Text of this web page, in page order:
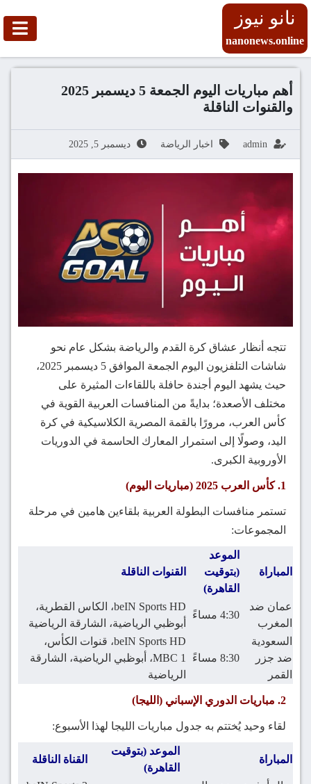
نانو نيوز
nanonews.online
أهم مباريات اليوم الجمعة 5 ديسمبر 2025
والقنوات الناقلة
admin اخبار الرياضة ديسمبر 5, 2025
تتجه أنظار عشاق كرة القدم والرياضة بشكل عام نحو
شاشات التلفزيون اليوم الجمعة الموافق 5 ديسمبر 2025،
حيث يشهد اليوم أجندة حافلة باللقاءات المثيرة على
مختلف الأصعدة؛ بدايةً من المنافسات العربية القوية في
كأس العرب، مرورًا بالقمة المصرية الكلاسيكية في كرة
اليد، وصولًا إلى استمرار المعارك الحاسمة في الدوريات
الأوروبية الكبرى.
1. كأس العرب 2025 (مباريات اليوم)
تستمر منافسات البطولة العربية بلقاءين هامين في مرحلة
المجموعات:
المباراة
الموعد
(بتوقيت
القاهرة)
القنوات الناقلة
عمان ضد
المغرب
4:30 مساءً
beIN Sports HD، الكاس القطرية،
أبوظبي الرياضية، الشارقة الرياضية
السعودية
ضد جزر
القمر
8:30 مساءً
beIN Sports HD، قنوات الكأس،
MBC 1، أبوظبي الرياضية، الشارقة
الرياضية
2. مباريات الدوري الإسباني (الليجا)
لقاء وحيد يُختتم به جدول مباريات الليجا لهذا الأسبوع:
المباراة
الموعد (بتوقيت
القاهرة)
القناة الناقلة